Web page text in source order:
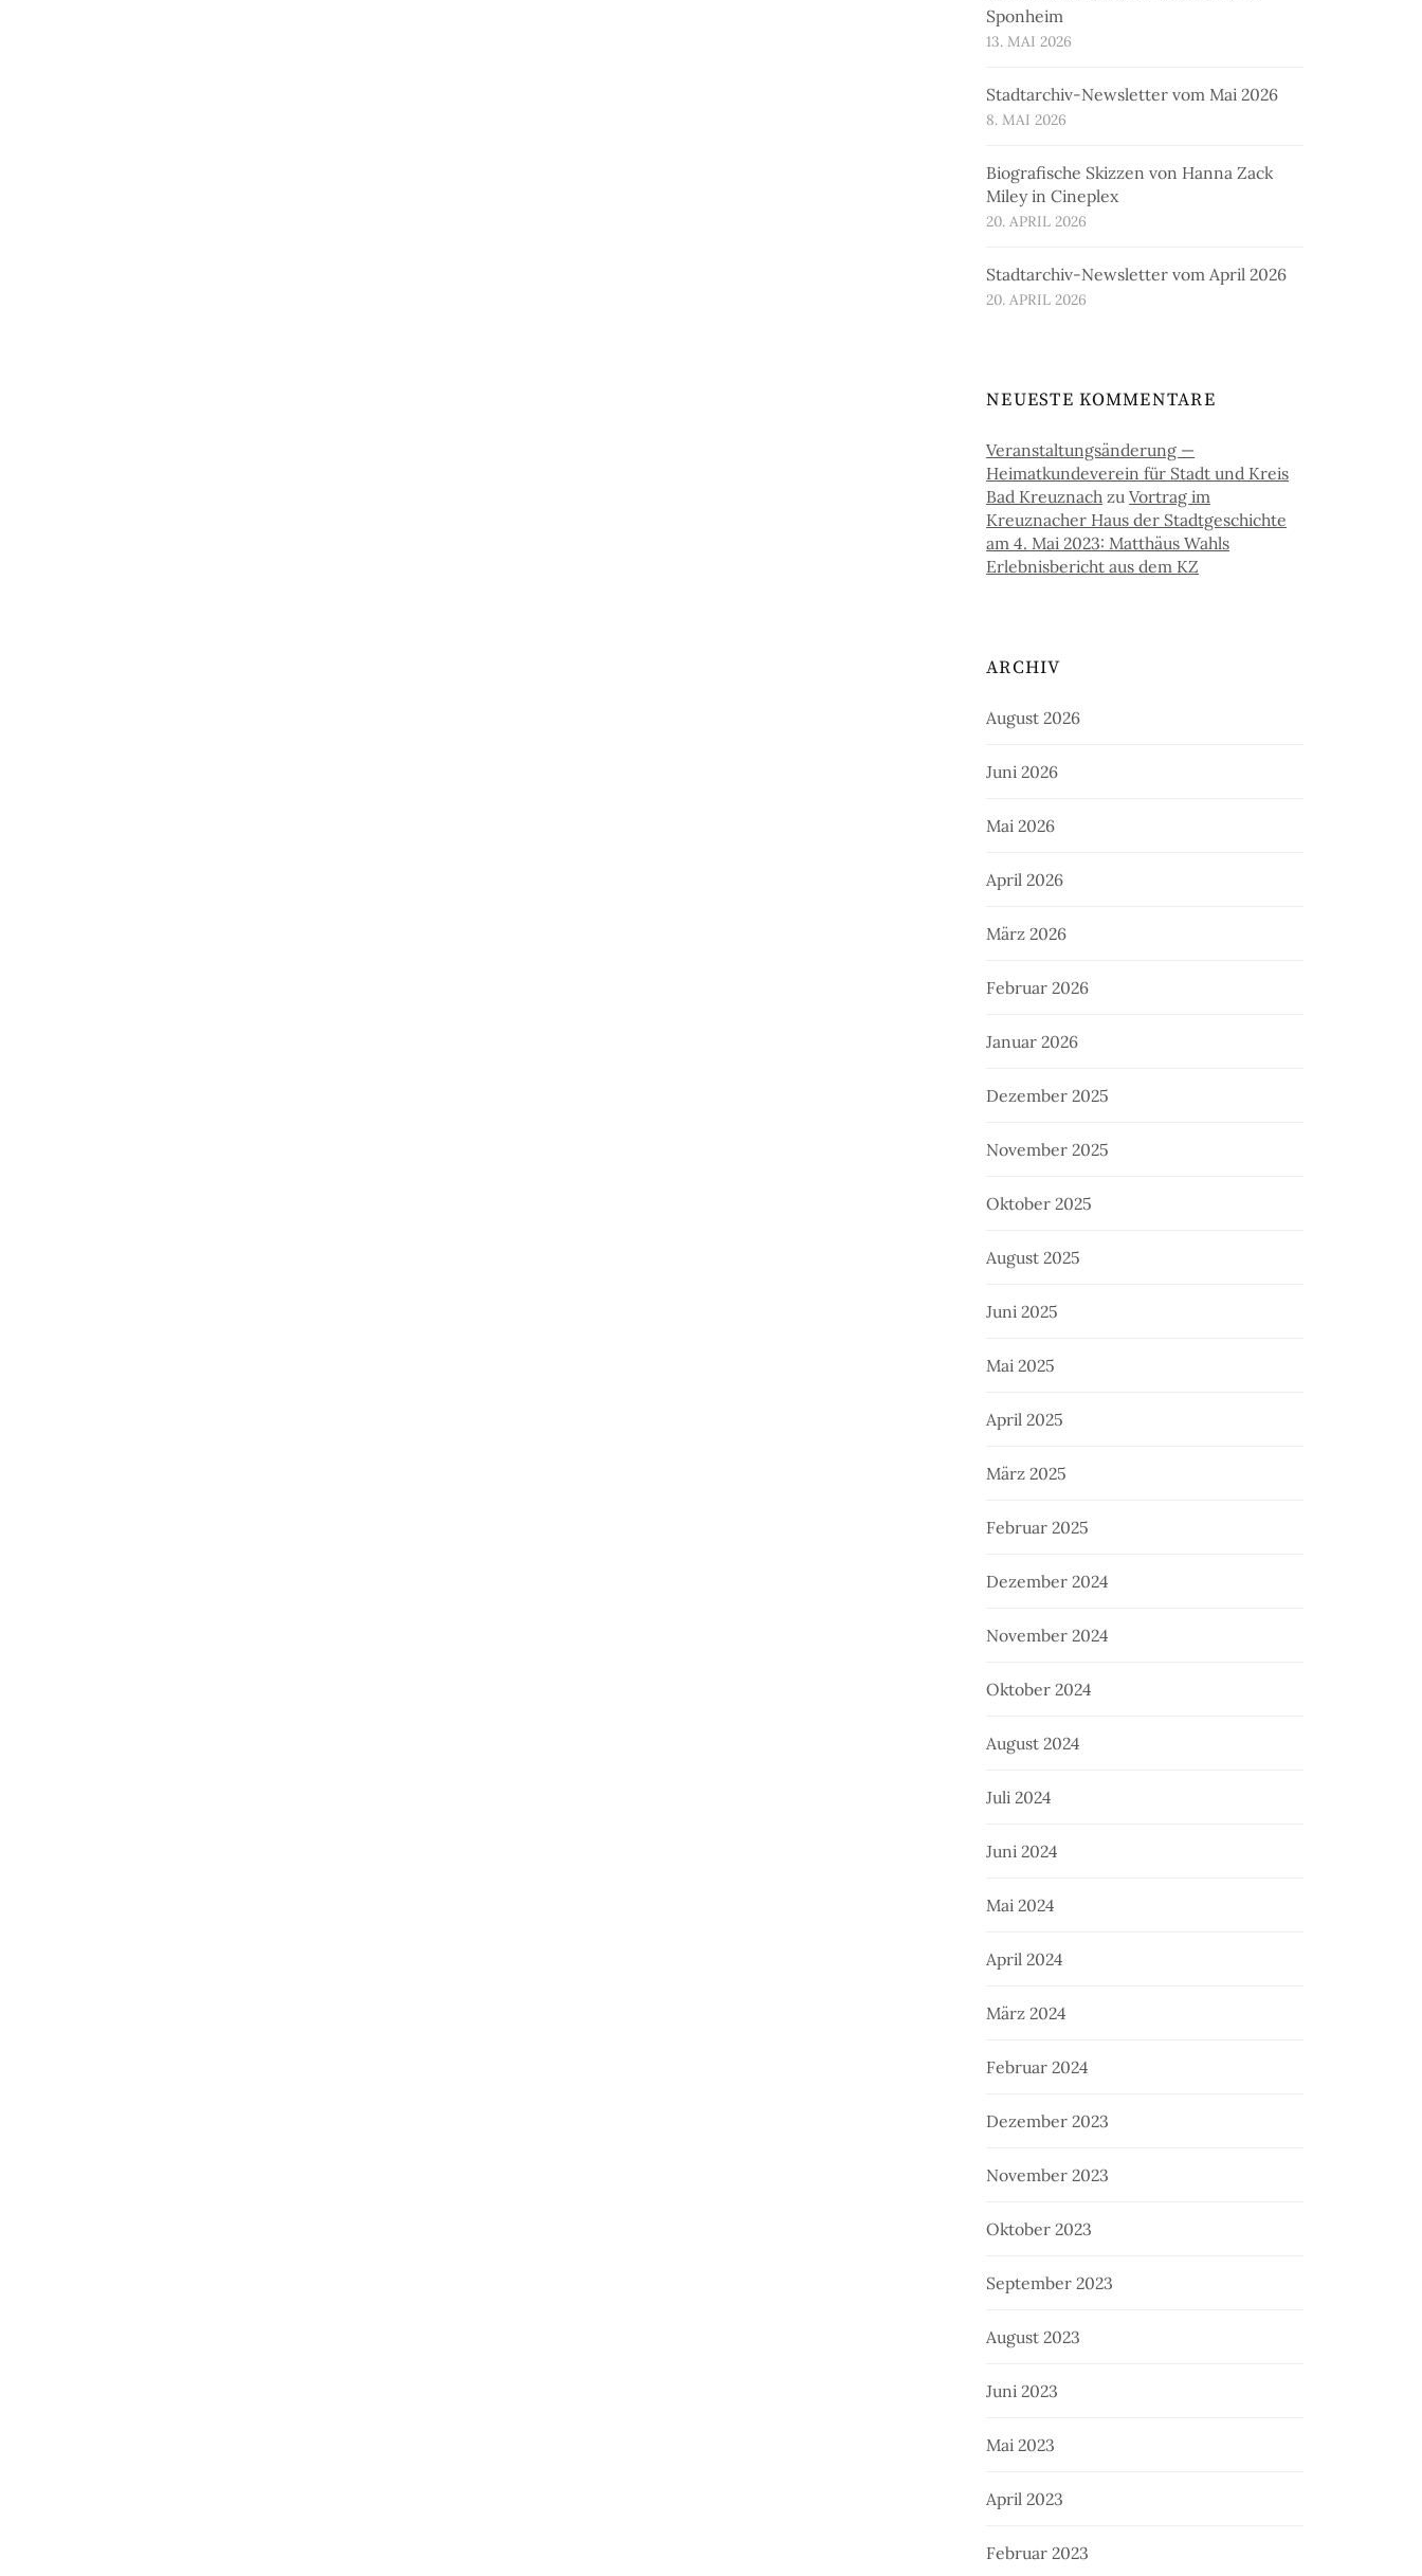
Sponheim
13. MAI 2026
Stadtarchiv-Newsletter vom Mai 2026
8. MAI 2026
Biografische Skizzen von Hanna Zack
Miley in Cineplex
20. APRIL 2026
Stadtarchiv-Newsletter vom April 2026
20. APRIL 2026
NEUESTE KOMMENTARE
Veranstaltungsänderung —
Heimatkundeverein für Stadt und Kreis
Bad Kreuznach zuVortrag im
Kreuznacher Haus der Stadtgeschichte
am 4. Mai 2023: Matthäus Wahls
Erlebnisbericht aus dem KZ
ARCHIV
August 2026
Juni 2026
Mai 2026
April 2026
März 2026
Februar 2026
Januar 2026
Dezember 2025
November 2025
Oktober 2025
August 2025
Juni 2025
Mai 2025
April 2025
März 2025
Februar 2025
Dezember 2024
November 2024
Oktober 2024
August 2024
Juli 2024
Juni 2024
Mai 2024
April 2024
März 2024
Februar 2024
Dezember 2023
November 2023
Oktober 2023
September 2023
August 2023
Juni 2023
Mai 2023
April 2023
Februar 2023